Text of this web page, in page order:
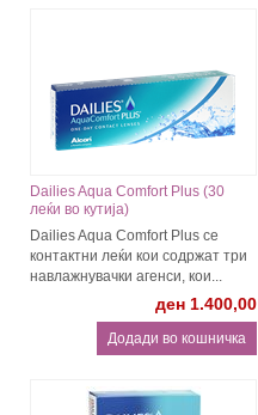
Dailies Aqua Comfort Plus (30
леќи во кутија)
Dailies Aqua Comfort Plus се
контактни леќи кои содржат три
навлажнувачки агенси, кои...
ден 1.400,00